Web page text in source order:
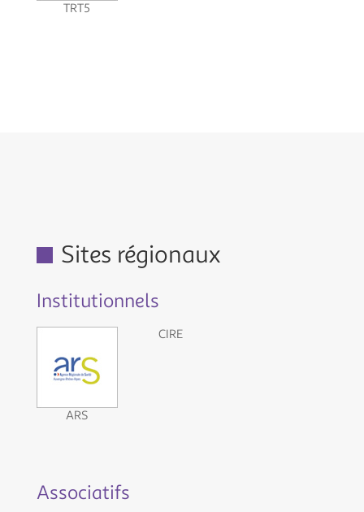
TRT5
Sites régionaux
Institutionnels
ARS
CIRE
Associatifs